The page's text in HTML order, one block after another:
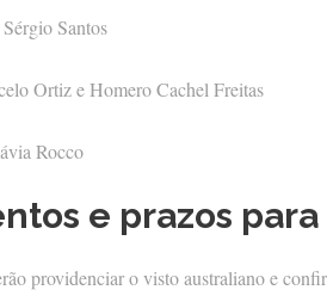
Sérgio Santos
Ortiz e Homero Cachel Freitas
Rocco
e prazos para
providenciar o visto australiano e